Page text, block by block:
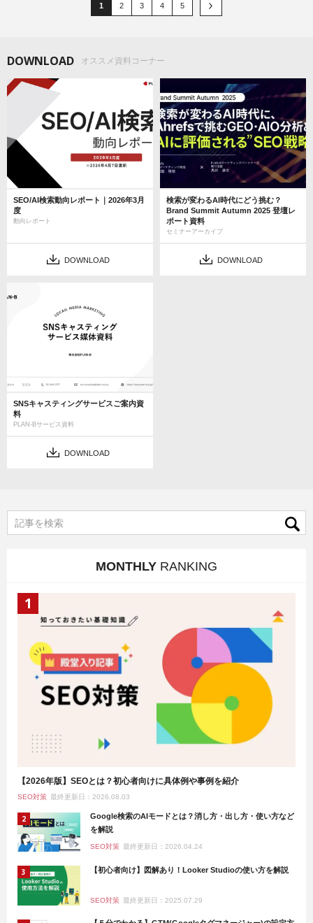
1 2 3 4 5
DOWNLOAD オススメ資料コーナー
SEO/AI検索動向レポート｜2026年3月
度
動向レポート
DOWNLOAD
検索が変わるAI時代にどう挑む？
Brand Summit Autumn 2025 登壇レ
ポート資料
セミナーアーカイブ
DOWNLOAD
SNSキャスティングサービスご案内資
料
PLAN-Bサービス資料
DOWNLOAD
MONTHLY RANKING
【2026年版】SEOとは？初心者向けに具体例や事例を紹介
SEO対策 最終更新日：2026.08.03
Google検索のAIモードとは？消し方・出し方・使い方など
を解説
SEO対策 最終更新日：2026.04.24
【初心者向け】図解あり！Looker Studioの使い方を解説
SEO対策 最終更新日：2025.07.29